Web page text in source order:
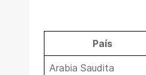
País
Arabia Saudita